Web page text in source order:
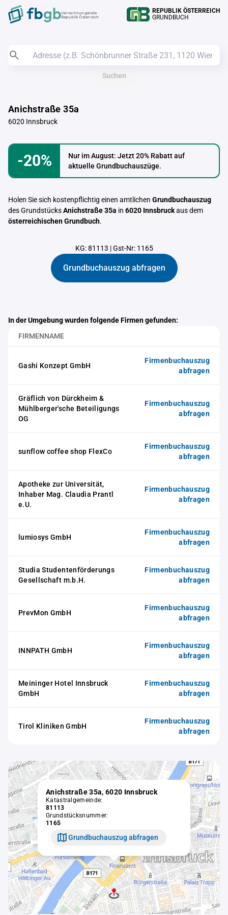
Verrechnungstelle
Republik Österreich
REPUBLIK ÖSTERREICH
GRUNDBUCH
Suchen
Anichstraße 35a
6020 Innsbruck
-20%
Nur im August: Jetzt 20% Rabatt auf
aktuelle Grundbuchauszüge.
Holen Sie sich kostenpflichtig einen amtlichen Grundbuchauszug
des GrundstücksAnichstraße 35a in 6020 Innsbruckaus dem
österreichischen Grundbuch.
KG: 81113 |Gst-Nr: 1165
Grundbuchauszug abfragen
In der Umgebung wurden folgende Firmen gefunden:
FIRMENNAME
Gashi Konzept GmbH
Firmenbuchauszug
abfragen
Gräflich von Dürckheim &
Mühlberger'sche Beteiligungs
OG
Firmenbuchauszug
abfragen
sunflow coffee shop FlexCo
Firmenbuchauszug
abfragen
Apotheke zur Universität,
Inhaber Mag. Claudia Prantl
e.U.
Firmenbuchauszug
abfragen
lumiosys GmbH
Firmenbuchauszug
abfragen
Studia Studentenförderungs
Gesellschaft m.b.H.
Firmenbuchauszug
abfragen
PrevMon GmbH
Firmenbuchauszug
abfragen
INNPATH GmbH
Firmenbuchauszug
abfragen
Meininger Hotel Innsbruck
GmbH
Firmenbuchauszug
abfragen
Tirol Kliniken GmbH
Firmenbuchauszug
abfragen
Anichstraße 35a, 6020 Innsbruck
Katastralgemeinde:
81113
Grundstücksnummer:
1165
Grundbuchauszug abfragen